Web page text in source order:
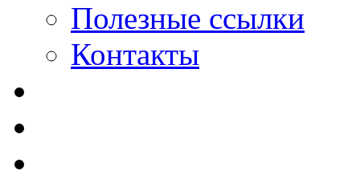
Полезные ссылки
Контакты